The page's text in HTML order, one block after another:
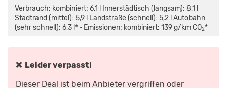
Verbrauch: kombiniert: 6,1 l Innerstädtisch (langsam): 8,1 l
Stadtrand (mittel): 5,9 l Landstraße (schnell): 5,2 l Autobahn
(sehr schnell): 6,3 l* • Emissionen: kombiniert: 139 g/km CO2*
❌ Leider verpasst!
Dieser Deal ist beim Anbieter vergriffen oder
ALLES
NEU,
ALLES
BESSER?
UND
YOUTUBE